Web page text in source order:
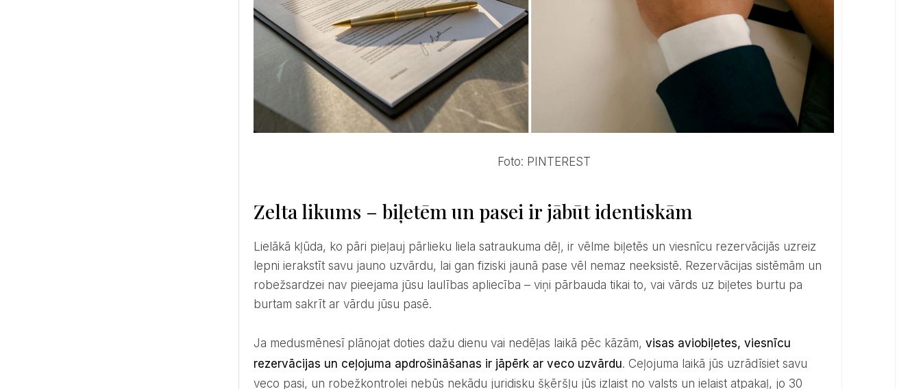
Foto: PINTEREST
Zelta likums – biļetēm un pasei ir jābūt identiskām
Lielākā kļūda, ko pāri pieļauj pārlieku liela satraukuma dēļ, ir vēlme biļetēs un viesnīcu rezervācijās uzreiz
lepni ierakstīt savu jauno uzvārdu, lai gan fiziski jaunā pase vēl nemaz neeksistē. Rezervācijas sistēmām un
robežsardzei nav pieejama jūsu laulības apliecība – viņi pārbauda tikai to, vai vārds uz biļetes burtu pa
burtam sakrīt ar vārdu jūsu pasē.
Ja medusmēnesī plānojat doties dažu dienu vai nedēļas laikā pēc kāzām,visas aviobiļetes, viesnīcu
rezervācijas un ceļojuma apdrošināšanas ir jāpērk ar veco uzvārdu. Ceļojuma laikā jūs uzrādīsiet savu
veco pasi, un robežkontrolei nebūs nekādu juridisku šķēršļu jūs izlaist no valsts un ielaist atpakaļ, jo 30